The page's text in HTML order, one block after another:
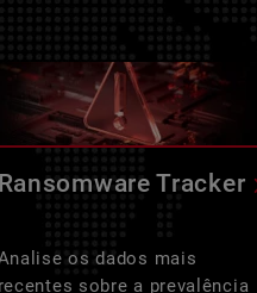
Ransomware Tracker
os dados mais
recentes sobre a prevalência